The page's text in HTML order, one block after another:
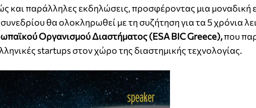
και παράλληλες εκδηλώσεις, προσφέροντας μια μοναδική
θα ολοκληρωθεί με τη συζήτηση για τα 5 χρόνια
Οργανισμού Διαστήματος (ESA BIC Greece),που
startups στον χώρο της διαστημικής τεχνολογίας.